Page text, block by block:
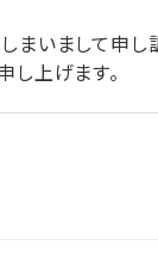
まいまして申し
し上げます。